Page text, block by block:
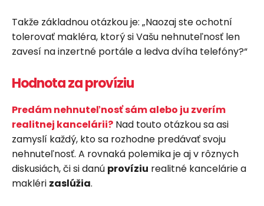
Takže základnou otázkou je: „Naozaj ste ochotní
tolerovať makléra, ktorý si Vašu nehnuteľnosť len
zavesí na inzertné portále a ledva dvíha telefóny?“
Hodnota za províziu
Predám nehnuteľnosť sám alebo ju zverím
realitnej kancelárii? Nad touto otázkou sa asi
zamyslí každý, kto sa rozhodne predávať svoju
nehnuteľnosť. A rovnaká polemika je aj v rôznych
diskusiách, či si danú províziu realitné kancelárie a
makléri zaslúžia.